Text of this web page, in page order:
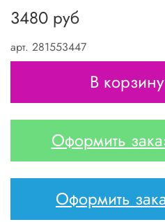
арт. 281553447
3480 руб
В корзину
Оформить
Оформить